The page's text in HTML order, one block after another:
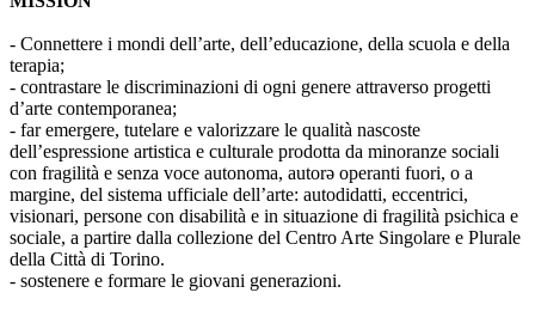
- Connettere i mondi dell’arte, dell’educazione, della scuola e della
terapia;
- contrastare le discriminazioni di ogni genere attraverso progetti
d’arte contemporanea;
- far emergere, tutelare e valorizzare le qualità nascoste
dell’espressione artistica e culturale prodotta da minoranze sociali
con fragilità e senza voce autonoma, autorə operanti fuori, o a
margine, del sistema ufficiale dell’arte: autodidatti, eccentrici,
visionari, persone con disabilità e in situazione di fragilità psichica e
sociale, a partire dalla collezione del Centro Arte Singolare e Plurale
della Città di Torino.
- sostenere e formare le giovani generazioni.